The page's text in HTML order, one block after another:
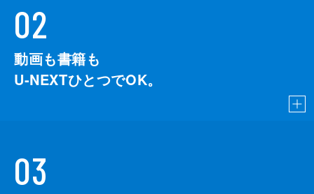
02
動画も書籍も
U-NEXTひとつでOK。
03